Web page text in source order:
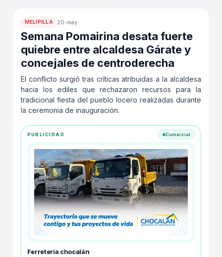
MELIPILLA 20-may
Semana Pomairina desata fuerte
quiebre entre alcaldesa Gárate y
concejales de centroderecha
El conflicto surgió tras críticas atribuidas a la alcaldesa
hacia los ediles que rechazaron recursos para la
tradicional fiesta del pueblo locero realizadas durante
la ceremonia de inauguración.
PUBLICIDAD Comercial
Ferretería chocalán